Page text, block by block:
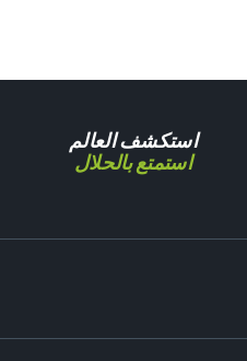
استكشف العالم
استمتع بالحلال